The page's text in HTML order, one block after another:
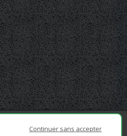
Continuer sans accepter